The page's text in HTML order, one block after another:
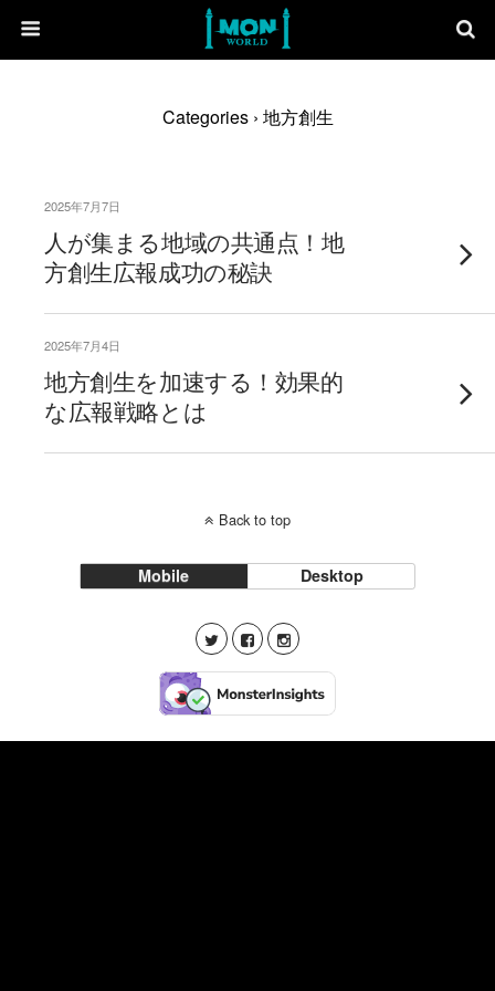
Categories › 地方創生
2025年7月7日
人が集まる地域の共通点！地
方創生広報成功の秘訣
2025年7月4日
地方創生を加速する！効果的
な広報戦略とは
Back to top
Mobile Desktop